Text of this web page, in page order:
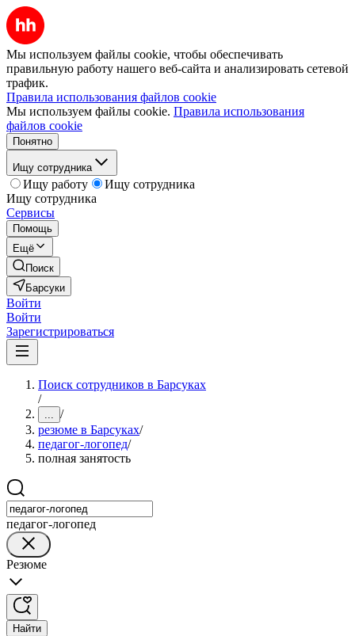
Мы используем файлы cookie, чтобы обеспечивать
правильную работу нашего веб-сайта и анализировать сетевой
трафик.
Правила использования файлов cookie
Мы используем файлы cookie. Правила использования
файлов cookie
Понятно
Ищу сотрудника
Ищу работу
Ищу сотрудника
Ищу сотрудника
Сервисы
Помощь
Ещё
Поиск
Барсуки
Войти
Войти
Зарегистрироваться
Поиск сотрудников в Барсуках
/
... /
резюме в Барсуках/
педагог-логопед/
полная занятость
педагог-логопед
Резюме
Найти